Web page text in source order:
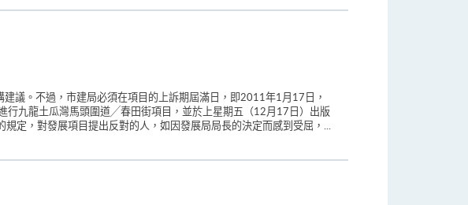
議。不過，市建局必須在項目的上訴期屆滿日，即2011年1月17日，
行九龍土瓜灣馬頭圍道╱春田街項目，並於上星期五（12月17日）出版
定，對發展項目提出反對的人，如因發展局局長的決定而感到受屈，...